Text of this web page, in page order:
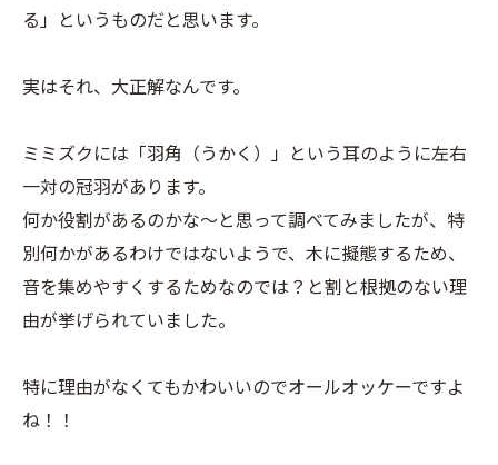
る」というものだと思います。
実はそれ、大正解なんです。
ミミズクには「羽角（うかく）」という耳のように左右
一対の冠羽があります。
何か役割があるのかな～と思って調べてみましたが、特
別何かがあるわけではないようで、木に擬態するため、
音を集めやすくするためなのでは？と割と根拠のない理
由が挙げられていました。
特に理由がなくてもかわいいのでオールオッケーですよ
ね！！